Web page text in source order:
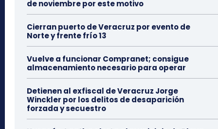
de noviembre por este motivo
Cierran puerto de Veracruz por evento de
Norte y frente frío 13
Vuelve a funcionar Compranet; consigue
almacenamiento necesario para operar
Detienen al exfiscal de Veracruz Jorge
Winckler por los delitos de desaparición
forzada y secuestro